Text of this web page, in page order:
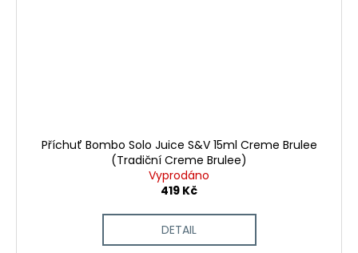
Příchuť Bombo Solo Juice S&V 15ml Creme Brulee
(Tradiční Creme Brulee)
Vyprodáno
419 Kč
DETAIL